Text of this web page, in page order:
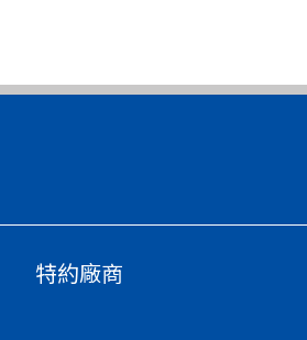
特約廠商